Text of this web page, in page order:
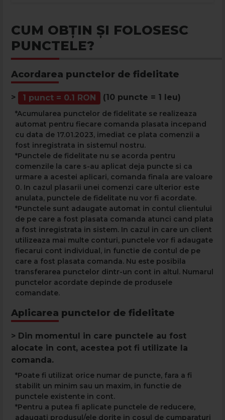
CUM OBȚIN ȘI FOLOSESC
PUNCTELE?
Acordarea punctelor de fidelitate
> 1 punct = 0.1 RON (10 puncte = 1 leu)
*Acumularea punctelor de fidelitate se realizeaza
automat pentru fiecare comanda plasata incepand
cu data de 17.01.2023, imediat ce plata comenzii a
fost inregistrata in sistemul nostru.
*Punctele de fidelitate nu se acorda pentru
comenzile la care s-au aplicat deja puncte si ca
urmare a acestei aplicari, comanda finala are valoare
0. In cazul plasarii unei comenzi care ulterior este
anulata, punctele de fidelitate nu vor fi acordate.
*Punctele sunt adaugate automat in contul clientului
de pe care a fost plasata comanda atunci cand plata
a fost inregistrata in sistem. In cazul in care un client
utilizeaza mai multe conturi, punctele vor fi adaugate
fiecarui cont individual, in functie de contul de pe
care a fost plasata comanda. Nu este posibila
transferarea punctelor dintr-un cont in altul. Numarul
punctelor acordate depinde de produsele
comandate.
Aplicarea punctelor de fidelitate
> Din momentul in care punctele au fost
alocate in cont, acestea pot fi utilizate la
comanda.
*Poate fi utilizat orice numar de puncte, fara a fi
stabilit un minim sau un maxim, in functie de
punctele existente in cont.
*Pentru a putea fi aplicate punctele de reducere,
adaugati produsul/ele dorite in cosul de cumparaturi